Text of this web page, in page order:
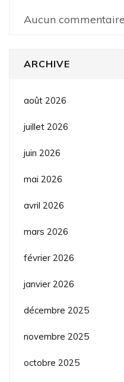
Aucun
ARCHIVE
août 2026
juillet 2026
juin 2026
mai 2026
avril 2026
mars 2026
février 2026
janvier 2026
décembre 2025
novembre 2025
octobre 2025